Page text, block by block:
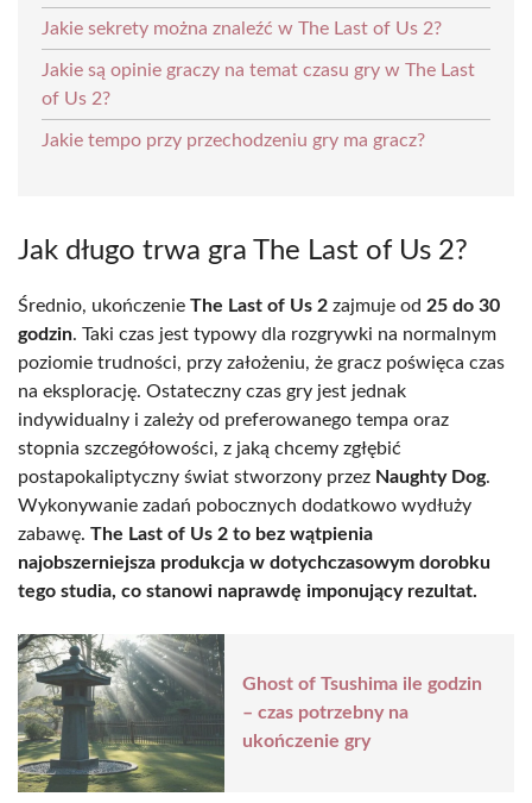
Jakie sekrety można znaleźć w The Last of Us 2?
Jakie są opinie graczy na temat czasu gry w The Last
of Us 2?
Jakie tempo przy przechodzeniu gry ma gracz?
Jak długo trwa gra The Last of Us 2?
Średnio, ukończenie The Last of Us 2 zajmuje od 25 do 30
godzin. Taki czas jest typowy dla rozgrywki na normalnym
poziomie trudności, przy założeniu, że gracz poświęca czas
na eksplorację. Ostateczny czas gry jest jednak
indywidualny i zależy od preferowanego tempa oraz
stopnia szczegółowości, z jaką chcemy zgłębić
postapokaliptyczny świat stworzony przez Naughty Dog.
Wykonywanie zadań pobocznych dodatkowo wydłuży
zabawę. The Last of Us 2 to bez wątpienia
najobszerniejsza produkcja w dotychczasowym dorobku
tego studia, co stanowi naprawdę imponujący rezultat.
Ghost of Tsushima ile godzin
– czas potrzebny na
ukończenie gry